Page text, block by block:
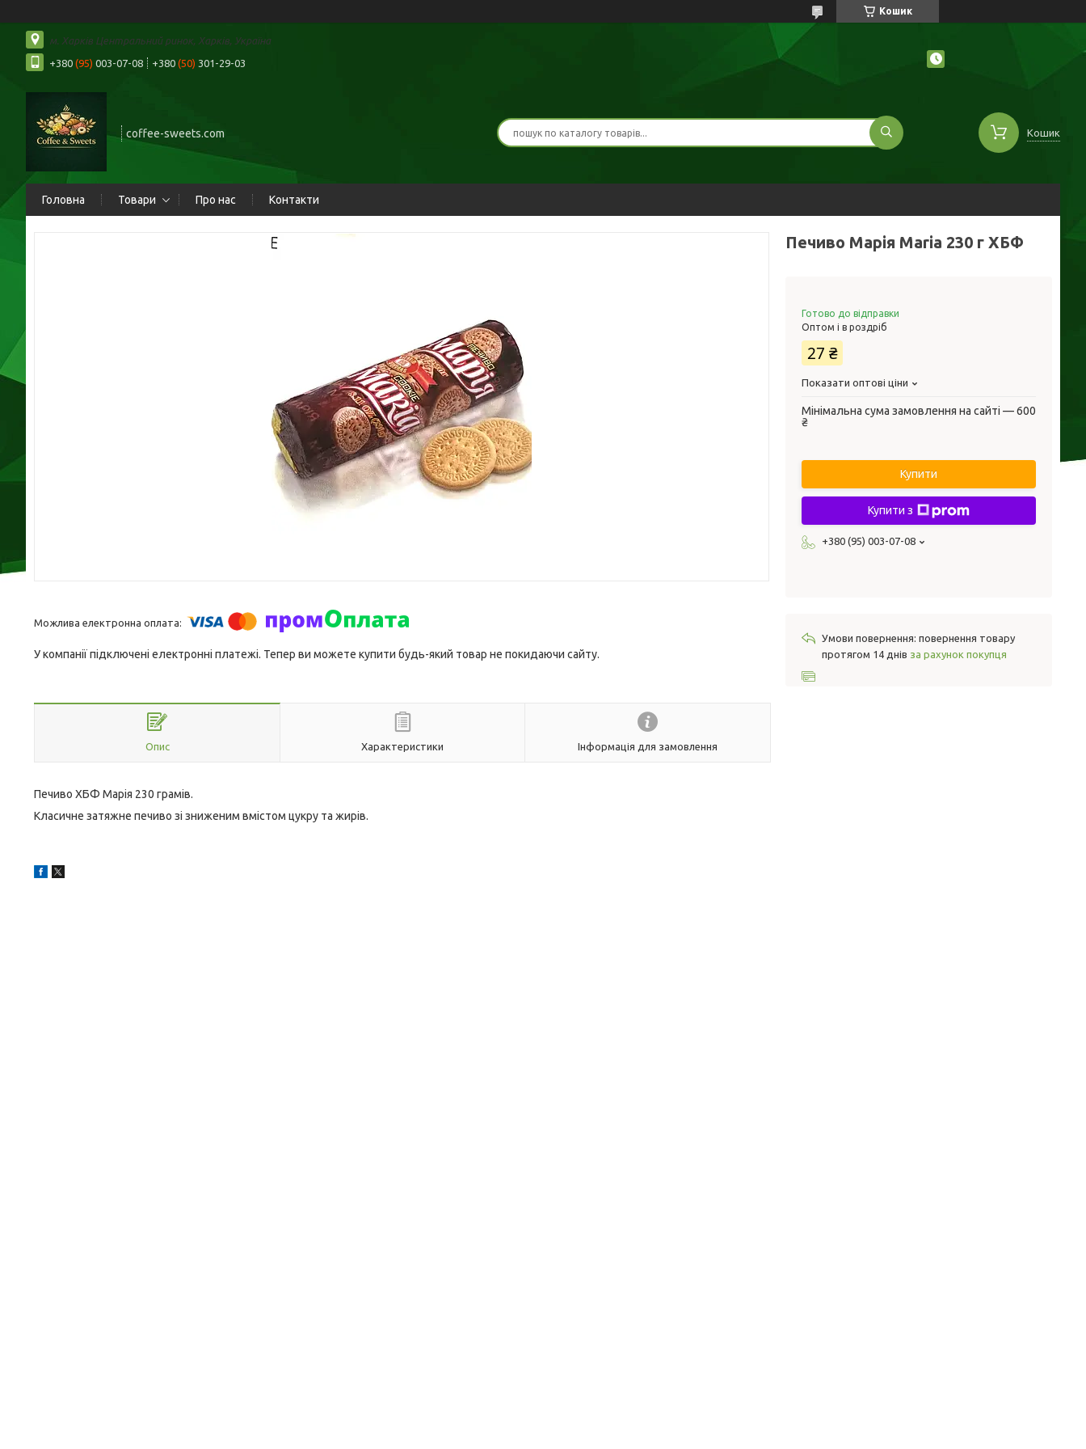
Кошик
м. Харків Центральний ринок, Харків, Україна
+380 (95) 003-07-08 +380 (50) 301-29-03
coffee-sweets.com Кошик
Головна Товари Про нас Контакти
У компанії підключені електронні платежі. Тепер ви можете купити будь-який товар не покидаючи сайту.
Опис Характеристики Інформація для замовлення
Печиво ХБФ Марія 230 грамів.
Класичне затяжне печиво зі зниженим вмістом цукру та жирів.
Печиво Марія Maria 230 г ХБФ
Готово до відправки
Оптом і в роздріб
27 ₴
Показати оптові ціни
Мінімальна сума замовлення на сайті — 600
₴
Купити
Купити з
+380 (95) 003-07-08
повернення товару
протягом 14 днів за рахунок покупця